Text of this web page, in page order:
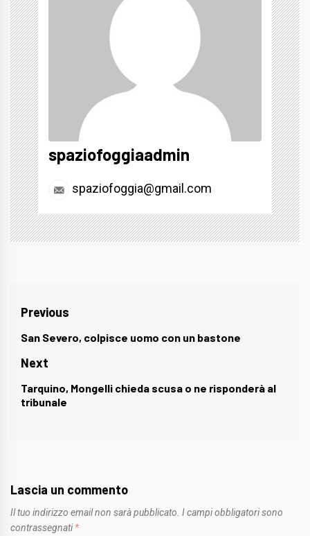
spaziofoggiaadmin
spaziofoggia@gmail.com
Navigazione
articoli
Previous
Previous
post:
San Severo, colpisce uomo con un bastone
Next
Next
post:
Tarquino, Mongelli chieda scusa o ne risponderà al
tribunale
Lascia un commento
Il tuo indirizzo email non sarà pubblicato. I campi obbligatori sono
contrassegnati *